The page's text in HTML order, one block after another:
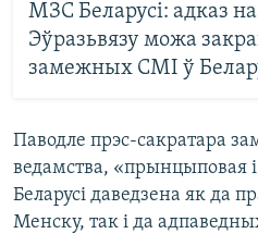
МЗС Беларусі: адказ
Эўразьвязу можа
замежных СМІ ў
Паводле прэс-сакратара
ведамства, «прынцыповая
Беларусі даведзена як да
Менску, так і да